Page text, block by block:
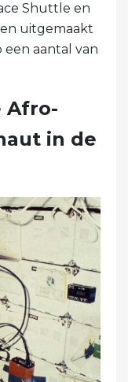
Shuttle en
uitgemaakt
een aantal van
Afro-
in de